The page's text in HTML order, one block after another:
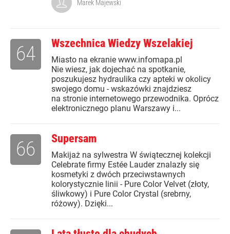
Marek Majewski
Wszechnica Wiedzy Wszelakiej
Miasto na ekranie www.infomapa.pl
Nie wiesz, jak dojechać na spotkanie,
poszukujesz hydraulika czy apteki w okolicy
swojego domu - wskazówki znajdziesz
na stronie internetowego przewodnika. Oprócz
elektronicznego planu Warszawy i...
64
Supersam
Makijaż na sylwestra W świątecznej kolekcji
Celebrate firmy Estée Lauder znalazły się
kosmetyki z dwóch przeciwstawnych
kolorystycznie linii - Pure Color Velvet (złoty,
śliwkowy) i Pure Color Crystal (srebrny,
różowy). Dzięki...
66